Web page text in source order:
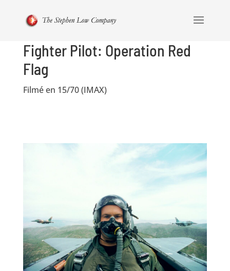
Fighter Pilot: Operation Red
Flag
Filmé en 15/70 (IMAX)